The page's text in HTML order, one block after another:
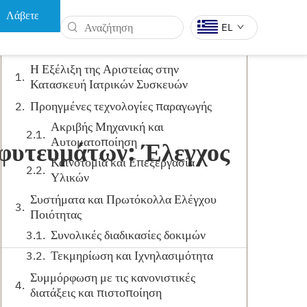
ΔΕΝΤΡΙΚΆ ΕΡΓΑΛΕΊΑ
Λάβετε
EL
Έλεγχος
Πίνακας Περιεχομένων
Η Εξέλιξη της Αριστείας στην
Κατασκευή Ιατρικών Συσκευών
Προηγμένες τεχνολογίες παραγωγής
Ακριβής Μηχανική και
Αυτοματοποίηση
Καινοτομία και Επεξεργασία
Υλικών
Συστήματα και Πρωτόκολλα Ελέγχου
Ποιότητας
Συνολικές διαδικασίες δοκιμών
Τεκμηρίωση και Ιχνηλασιμότητα
Συμμόρφωση με τις κανονιστικές
διατάξεις και πιστοποίηση